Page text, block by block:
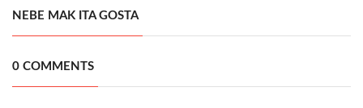
NEBE MAK ITA GOSTA
0 COMMENTS